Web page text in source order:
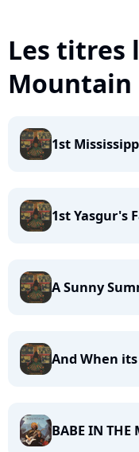
Les titres
Mountain
1st
1st Yasgur's
A Sunny
And When
BABE IN THE